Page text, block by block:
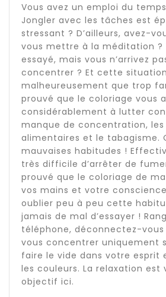
Vous avez un emploi du
Jongler avec les tâches est
stressant ? D’ailleurs, avez-
vous mettre à la méditation ?
essayé, mais vous n’arrivez
concentrer ? Et cette situation
malheureusement que trop
prouvé que le coloriage vous
considérablement à lutter
manque de concentration, les
alimentaires et le tabagisme.
mauvaises habitudes !
très difficile d’arrêter de
prouvé que le coloriage de
vos mains et votre
oublier peu à peu cette
jamais de mal d’essayer !
téléphone, déconnectez-vous
vous concentrer uniquement
faire le vide dans votre esprit
les couleurs. La relaxation est
objectif ici.